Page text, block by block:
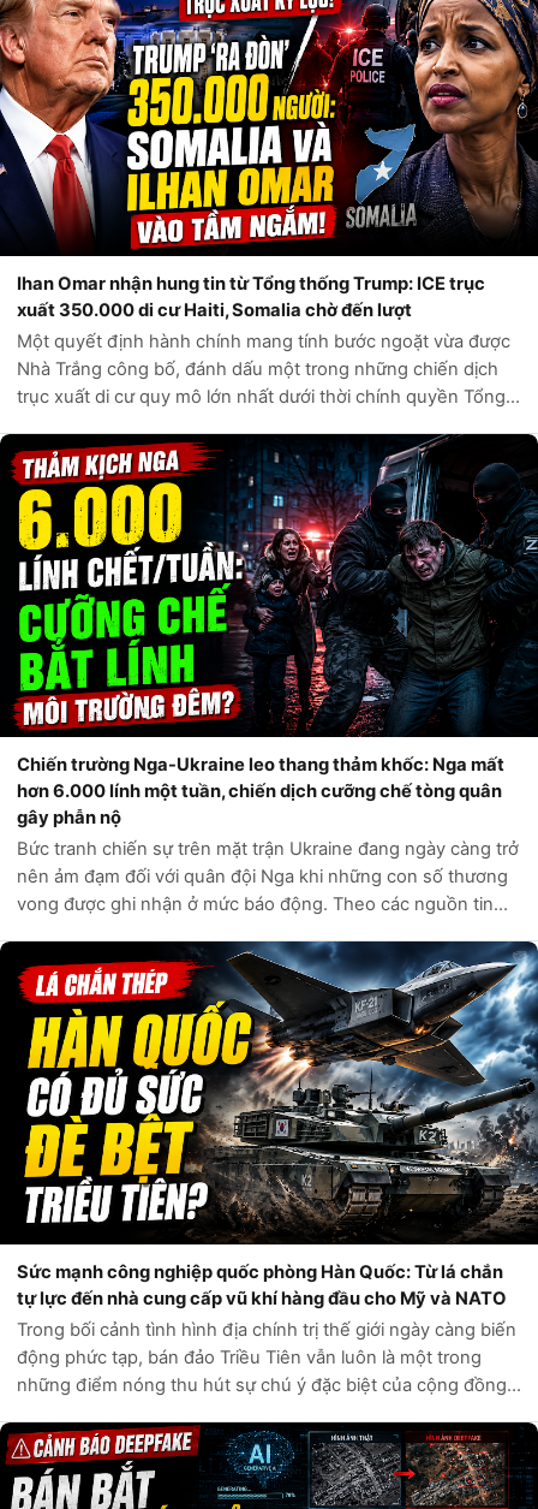
Ihan Omar nhận hung tin từ Tổng thống Trump: ICE trục
xuất 350.000 di cư Haiti, Somalia chờ đến lượt
Một quyết định hành chính mang tính bước ngoặt vừa được
Nhà Trắng công bố, đánh dấu một trong những chiến dịch
trục xuất di cư quy mô lớn nhất dưới thời chính quyền Tổng
An ninh Nội địa Hoa Kỳ,...
Chiến trường Nga-Ukraine leo thang thảm khốc: Nga mất
hơn 6.000 lính một tuần, chiến dịch cưỡng chế tòng quân
gây phẫn nộ
Bức tranh chiến sự trên mặt trận Ukraine đang ngày càng trở
nên ảm đạm đối với quân đội Nga khi những con số thương
vong được ghi nhận ở mức báo động. Theo các nguồn tin
vòng một tuần qua, q...
Sức mạnh công nghiệp quốc phòng Hàn Quốc: Từ lá chắn
tự lực đến nhà cung cấp vũ khí hàng đầu cho Mỹ và NATO
Trong bối cảnh tình hình địa chính trị thế giới ngày càng biến
động phức tạp, bán đảo Triều Tiên vẫn luôn là một trong
những điểm nóng thu hút sự chú ý đặc biệt của cộng đồng
các mối đe dọa t...